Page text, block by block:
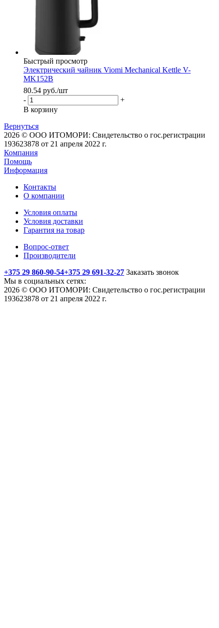
Быстрый просмотр
Электрический чайник Viomi Mechanical Kettle V-
MK152B
80.54 руб./шт
-
+
В корзину
Вернуться
2026 © ООО ИТОМОРИ: Свидетельство о гос.регистрации
193623878 от 21 апреля 2022 г.
Компания
Помощь
Информация
Контакты
О компании
Условия оплаты
Условия доставки
Гарантия на товар
Вопрос-ответ
Производители
+375 29 860-90-54+375 29 691-32-27 Заказать звонок
Мы в социальных сетях:
2026 © ООО ИТОМОРИ: Свидетельство о гос.регистрации
193623878 от 21 апреля 2022 г.